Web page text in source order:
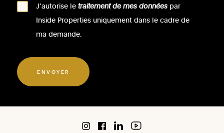
J’autorise letraitement de mes données par
Inside Properties uniquement dans le cadre de
ma demande.
ENVOYER